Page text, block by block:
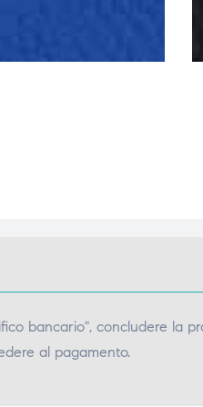
bancario", concludere la
al pagamento.